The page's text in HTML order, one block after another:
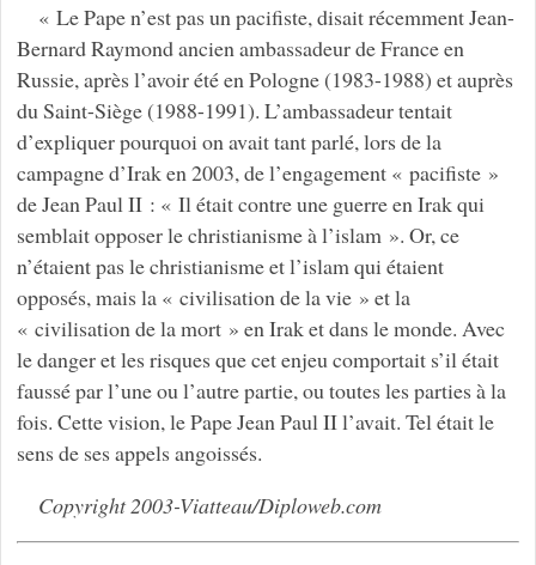
« Le Pape n’est pas un pacifiste, disait récemment Jean-
Bernard Raymond ancien ambassadeur de France en
Russie, après l’avoir été en Pologne (1983-1988) et auprès
du Saint-Siège (1988-1991). L’ambassadeur tentait
d’expliquer pourquoi on avait tant parlé, lors de la
campagne d’Irak en 2003, de l’engagement « pacifiste »
de Jean Paul II : « Il était contre une guerre en Irak qui
semblait opposer le christianisme à l’islam ». Or, ce
n’étaient pas le christianisme et l’islam qui étaient
opposés, mais la « civilisation de la vie » et la
« civilisation de la mort » en Irak et dans le monde. Avec
le danger et les risques que cet enjeu comportait s’il était
faussé par l’une ou l’autre partie, ou toutes les parties à la
fois. Cette vision, le Pape Jean Paul II l’avait. Tel était le
sens de ses appels angoissés.
Copyright 2003-Viatteau/Diploweb.com